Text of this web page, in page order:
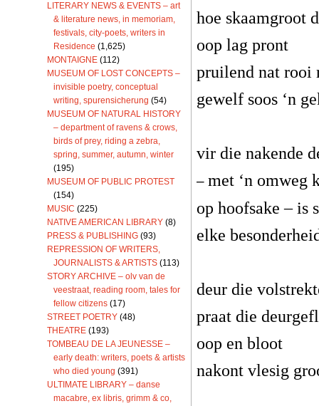
LITERARY NEWS & EVENTS – art
& literature news, in memoriam,
festivals, city-poets, writers in
Residence (1,625)
MONTAIGNE (112)
MUSEUM OF LOST CONCEPTS –
invisible poetry, conceptual
writing, spurensicherung (54)
MUSEUM OF NATURAL HISTORY
– department of ravens & crows,
birds of prey, riding a zebra,
spring, summer, autumn, winter
(195)
MUSEUM OF PUBLIC PROTEST
(154)
MUSIC (225)
NATIVE AMERICAN LIBRARY (8)
PRESS & PUBLISHING (93)
REPRESSION OF WRITERS,
JOURNALISTS & ARTISTS (113)
STORY ARCHIVE – olv van de
veestraat, reading room, tales for
fellow citizens (17)
STREET POETRY (48)
THEATRE (193)
TOMBEAU DE LA JEUNESSE –
early death: writers, poets & artists
who died young (391)
ULTIMATE LIBRARY – danse
macabre, ex libris, grimm & co,
hoe skaamgroot
oop lag pront
pruilend nat rooi
gewelf soos ‘n
vir die nakende
– met ‘n omweg
op hoofsake – is
elke
deur die
praat die
oop en bloot
nakont vlesig